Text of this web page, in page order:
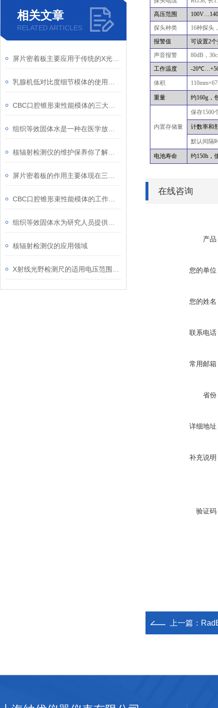
相关文章
RELATED ARTICLES
核辐射检测仪的应用领域
高压范围
100V…
探头种类
16种探头
报警值
可设置2
声音报警
80dB ，
工作温度
-20℃…
体积 110mm×
重量 约160g ，
内置存储量
保存1500
计数率和
默认间隔
电池寿命 约150h ，
在线咨询
产品
您的单位
您的姓名
联系电话
常用邮箱
省份
详细地址
补充说明
验证码
上一篇：